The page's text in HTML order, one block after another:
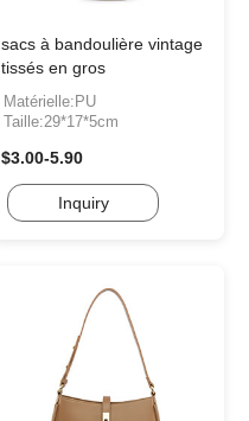
sacs à bandoulière vintage
tissés en gros
Matérielle:PU
Taille:29*17*5cm
$3.00-5.90
Inquiry